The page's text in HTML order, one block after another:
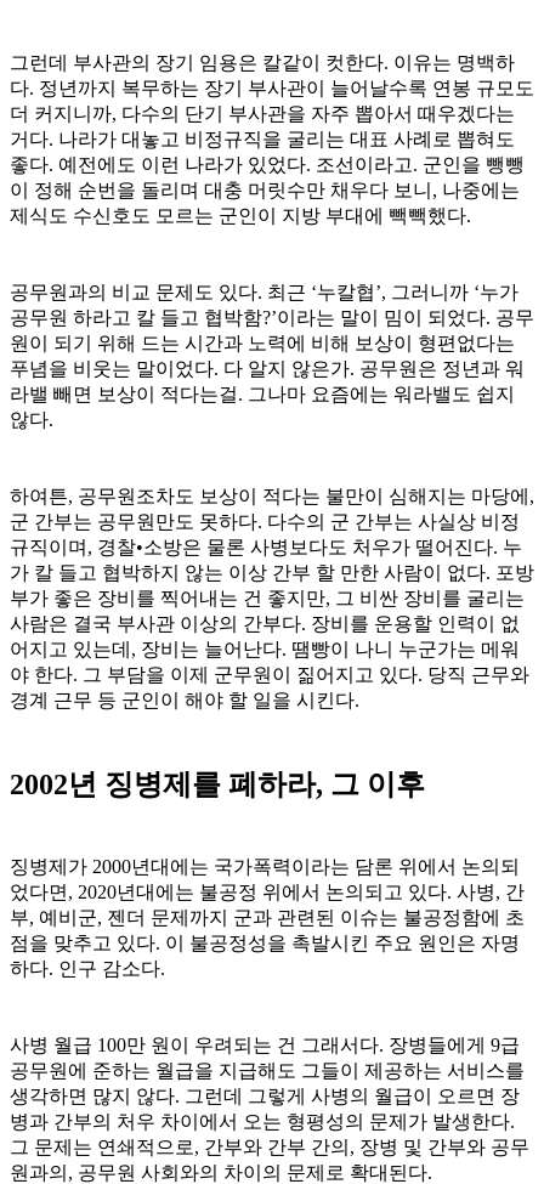
그런데 부사관의 장기 임용은 칼같이 컷한다. 이유는 명백하
다. 정년까지 복무하는 장기 부사관이 늘어날수록 연봉 규모도
더 커지니까, 다수의 단기 부사관을 자주 뽑아서 때우겠다는
거다. 나라가 대놓고 비정규직을 굴리는 대표 사례로 뽑혀도
좋다. 예전에도 이런 나라가 있었다. 조선이라고. 군인을 뺑뺑
이 정해 순번을 돌리며 대충 머릿수만 채우다 보니, 나중에는
제식도 수신호도 모르는 군인이 지방 부대에 빽빽했다.
공무원과의 비교 문제도 있다. 최근 ‘누칼협’, 그러니까 ‘누가
공무원 하라고 칼 들고 협박함?’이라는 말이 밈이 되었다. 공무
원이 되기 위해 드는 시간과 노력에 비해 보상이 형편없다는
푸념을 비웃는 말이었다. 다 알지 않은가. 공무원은 정년과 워
라밸 빼면 보상이 적다는걸. 그나마 요즘에는 워라밸도 쉽지
않다.
하여튼, 공무원조차도 보상이 적다는 불만이 심해지는 마당에,
군 간부는 공무원만도 못하다. 다수의 군 간부는 사실상 비정
규직이며, 경찰•소방은 물론 사병보다도 처우가 떨어진다. 누
가 칼 들고 협박하지 않는 이상 간부 할 만한 사람이 없다. 포방
부가 좋은 장비를 찍어내는 건 좋지만, 그 비싼 장비를 굴리는
사람은 결국 부사관 이상의 간부다. 장비를 운용할 인력이 없
어지고 있는데, 장비는 늘어난다. 땜빵이 나니 누군가는 메워
야 한다. 그 부담을 이제 군무원이 짊어지고 있다. 당직 근무와
경계 근무 등 군인이 해야 할 일을 시킨다.
2002년 징병제를 폐하라, 그 이후
징병제가 2000년대에는 국가폭력이라는 담론 위에서 논의되
었다면, 2020년대에는 불공정 위에서 논의되고 있다. 사병, 간
부, 예비군, 젠더 문제까지 군과 관련된 이슈는 불공정함에 초
점을 맞추고 있다. 이 불공정성을 촉발시킨 주요 원인은 자명
하다. 인구 감소다.
사병 월급 100만 원이 우려되는 건 그래서다. 장병들에게 9급
공무원에 준하는 월급을 지급해도 그들이 제공하는 서비스를
생각하면 많지 않다. 그런데 그렇게 사병의 월급이 오르면 장
병과 간부의 처우 차이에서 오는 형평성의 문제가 발생한다.
그 문제는 연쇄적으로, 간부와 간부 간의, 장병 및 간부와 공무
원과의, 공무원 사회와의 차이의 문제로 확대된다.